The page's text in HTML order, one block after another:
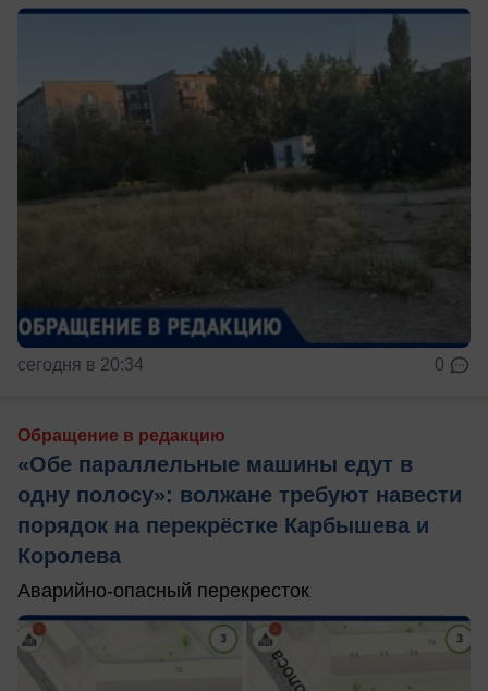
сегодня в 20:34 0
Обращение в редакцию
«Обе параллельные машины едут в
одну полосу»: волжане требуют навести
порядок на перекрёстке Карбышева и
Королева
Аварийно-опасный перекресток